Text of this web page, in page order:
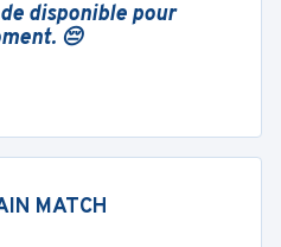
disponible pour
😔
MATCH